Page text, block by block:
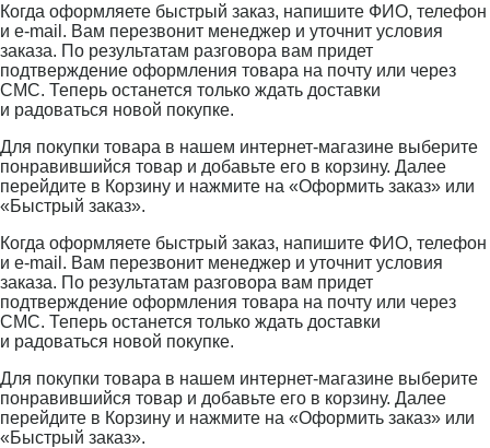
Когда оформляете быстрый заказ, напишите ФИО, телефон
и e-mail. Вам перезвонит менеджер и уточнит условия
заказа. По результатам разговора вам придет
подтверждение оформления товара на почту или через
СМС. Теперь останется только ждать доставки
и радоваться новой покупке.
Для покупки товара в нашем интернет-магазине выберите
понравившийся товар и добавьте его в корзину. Далее
перейдите в Корзину и нажмите на «Оформить заказ» или
«Быстрый заказ».
Когда оформляете быстрый заказ, напишите ФИО, телефон
и e-mail. Вам перезвонит менеджер и уточнит условия
заказа. По результатам разговора вам придет
подтверждение оформления товара на почту или через
СМС. Теперь останется только ждать доставки
и радоваться новой покупке.
Для покупки товара в нашем интернет-магазине выберите
понравившийся товар и добавьте его в корзину. Далее
перейдите в Корзину и нажмите на «Оформить заказ» или
«Быстрый заказ».